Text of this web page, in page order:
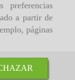
preferencias
a partir de
páginas